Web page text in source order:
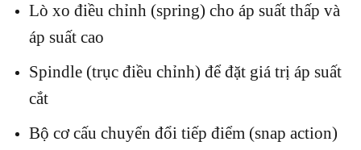
Lò xo điều chỉnh (spring) cho áp suất thấp và
áp suất cao
Spindle (trục điều chỉnh) để đặt giá trị áp suất
cắt
Bộ cơ cấu chuyển đổi tiếp điểm (snap action)